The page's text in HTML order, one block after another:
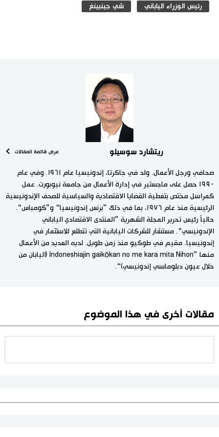
رئيس الوزراء الياباني شي جينبينغ
ريتشارد سوسيلو عرض قائمة المقالات
صحافي ورجل الأعمال. ولد في جاكرتا، إندونيسيا عام ١٩٦١. وفي عام
١٩٩٠ حصل على ماجستير في إدارة الأعمال من جامعة نيوبورت. عمل
كمراسل مختص بتغطية القضايا الاقتصادية والسياسية للصحف الإندونيسية
الرئيسية منذ عام ١٩٧٦، بما في ذلك ”بزنس إندونيسيا“ و”كومباس“.
حالياً رئيس تحرير المجلة الشهرية ”المنتدى الاقتصادي الياباني
الإندونيسي“. مستشار للشركات اليابانية التي تتطلع للاستثمار في
إندونيسيا. مقيم في طوكيو منذ زمن طويل. لديه العديد من الأعمال
منها ”Indoneshiajin gaikōkan no me kara mita Nihon (اليابان من
خلال عيون دبلوماسي إندونيسي)“.
مقالات أخرى في هذا الموضوع